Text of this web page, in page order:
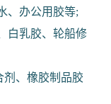
、办公用胶等;
白乳胶、轮船修
剂、橡胶制品胶